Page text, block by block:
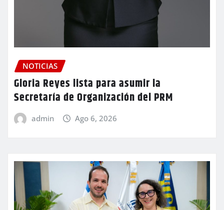
NOTICIAS
Gloria Reyes lista para asumir la
Secretaría de Organización del PRM
admin Ago 6, 2026